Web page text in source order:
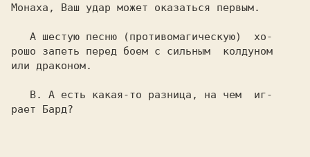
Монаха, Ваш удар может оказаться первым.
рошо запеть перед боем с сильным  колдуном
или драконом.
   В.
А есть какая-то разница, на чем  иг-
рает Бард?